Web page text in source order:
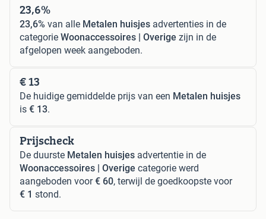
23,6%
23,6% van alle Metalen huisjes advertenties in de
categorie Woonaccessoires | Overige zijn in de
afgelopen week aangeboden.
€ 13
De huidige gemiddelde prijs van een Metalen huisjes
is € 13.
Prijscheck
De duurste Metalen huisjes advertentie in de
Woonaccessoires | Overige categorie werd
aangeboden voor€ 60, terwijl de goedkoopste voor
€ 1 stond.